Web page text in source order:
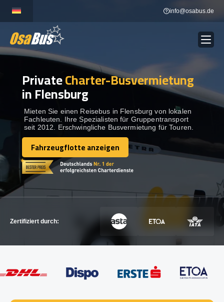
content
info@osabus.de
BUSVERMIETUNG Show dropdown
REISEZIELE Show dropdown
FLOTTE
KONTAKTIEREN SIE UNS
KONTAKTIEREN SIE UNS
PrivateCharter-Busvermietung
in Flensburg
Mieten Sie einen Reisebus in Flensburg von lokalen
Fachleuten. Ihre Spezialisten für Gruppentransport
seit 2012. Erschwingliche Busvermietung für Touren.
Fahrzeugflotte anzeigen
Fahrzeugflotte anzeigen
Zertifiziert durch: